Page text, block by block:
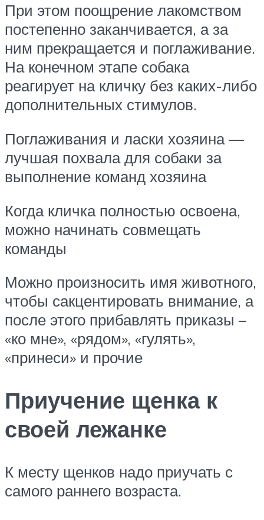
При этом поощрение лакомством
постепенно заканчивается, а за
ним прекращается и поглаживание.
На конечном этапе собака
реагирует на кличку без каких-либо
дополнительных стимулов.
Поглаживания и ласки хозяина —
лучшая похвала для собаки за
выполнение команд хозяина
Когда кличка полностью освоена,
можно начинать совмещать
команды
Можно произносить имя животного,
чтобы сакцентировать внимание, а
после этого прибавлять приказы –
«ко мне», «рядом», «гулять»,
«принеси» и прочие
Приучение щенка к
своей лежанке
К месту щенков надо приучать с
самого раннего возраста.